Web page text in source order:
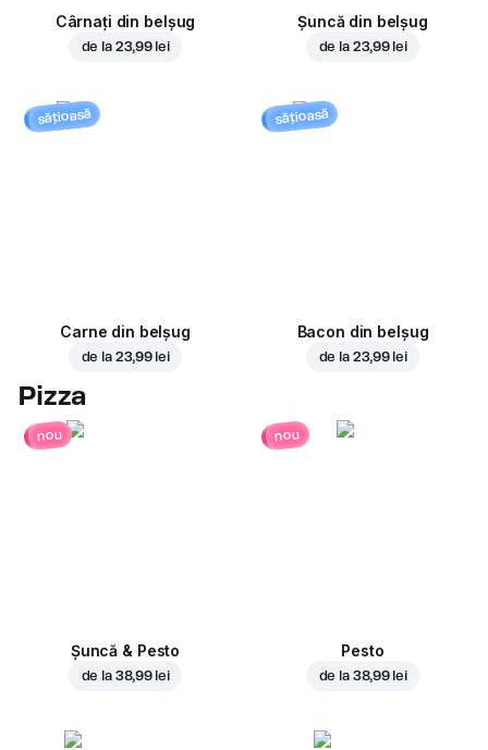
Cârnați din belșug
de la 23,99 lei
Șuncă din belșug
de la 23,99 lei
sățioasă
Carne din belșug
de la 23,99 lei
sățioasă
Bacon din belșug
de la 23,99 lei
Pizza
nou
Șuncă & Pesto
de la 38,99 lei
nou
Pesto
de la 38,99 lei